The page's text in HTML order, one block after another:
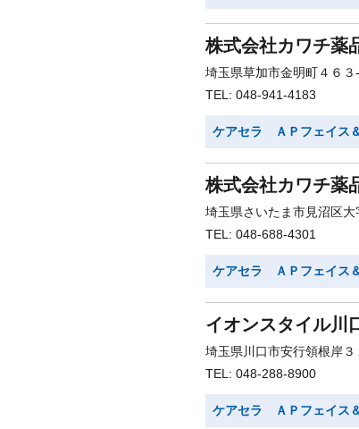
株式会社カワチ
埼玉県草加市金明町４６３
TEL: 048-941-4183
ケアセラ ＡＰフェイス
株式会社カワチ薬
埼玉県さいたま市見沼区大
TEL: 048-688-4301
ケアセラ ＡＰフェイス
イオンスタイル川
埼玉県川口市安行領根岸３
TEL: 048-288-8900
ケアセラ ＡＰフェイス